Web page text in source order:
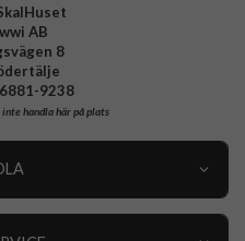
AB
8
9238
handla här på plats